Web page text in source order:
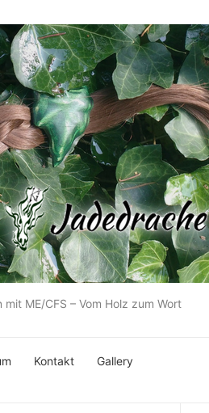
ME/CFS – Vom Holz zum Wort
Kontakt
Gallery